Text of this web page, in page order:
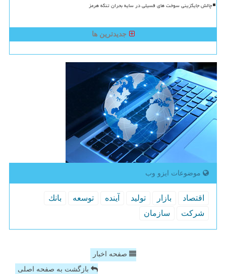
چالش جایگزینی سوخت های فسیلی در سایه بحران تنگه هرمز
جدیدترین ها
موضوعات ایزو وب
اقتصاد بازار تولید آینده توسعه
بانك
شركت
سازمان
صفحه اخبار
بازگشت به صفحه اصلی